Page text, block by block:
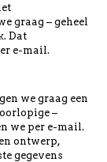
graag – geheel
Dat
e-mail.
we graag een
–
we per e-mail.
ontwerp,
gegevens